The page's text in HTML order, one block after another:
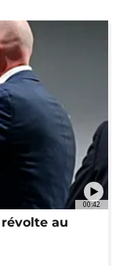
00:42
au